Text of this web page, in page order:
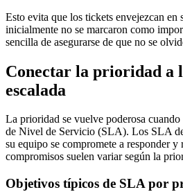
Esto evita que los tickets envejezcan en
inicialmente no se marcaron como
sencilla de asegurarse de que no se
Conectar la prioridad a
escalada
La prioridad se vuelve poderosa
de Nivel de Servicio (SLA). Los SLA
su equipo se compromete a responder
compromisos suelen variar según la
Objetivos típicos de SLA por